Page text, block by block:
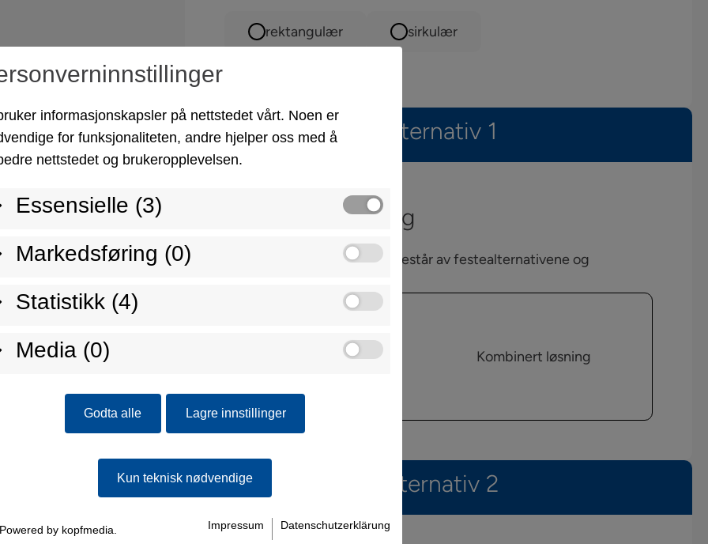
informasjonskapsler på nettstedet vårt. Noen er
for funksjonaliteten, andre hjelper oss med å
nettstedet og brukeropplevelsen.
Essensielle (3)
Markedsføring (0)
Statistikk (4)
Media (0)
Godta alle Lagre innstillinger
Kun teknisk nødvendige
Powered by kopfmedia. Impressum Datenschutzerklärung
rektangulær sirkulær
Alternativ 1
Kombinert løsning
Den kombinerte løsningen består av festealternativene og
Kombinert løsning
Alternativ 2